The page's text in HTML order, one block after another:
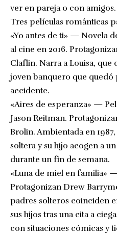
ver en pareja o con amigos.
Tres películas románticas
«Yo antes de ti» — Novela
al cine en 2016.
Claflin. Narra a Louisa, que
joven banquero que quedó
accidente.
«Aires de esperanza» —
Jason Reitman.
Brolin. Ambientada en
soltera y su hijo acogen a
durante un fin de semana.
«Luna de miel en familia»
Protagonizan Drew
padres solteros coinciden
sus hijos tras una cita a
con situaciones cómicas y